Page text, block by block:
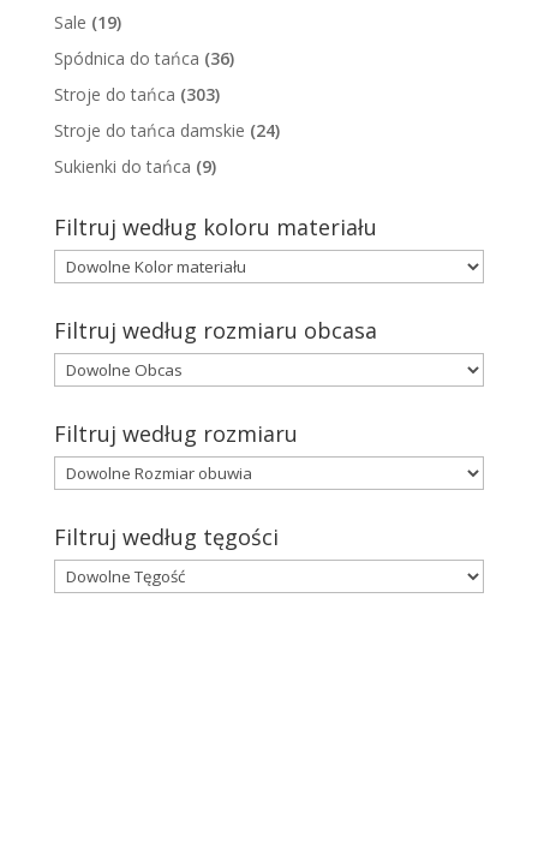
Sale (19)
Spódnica do tańca (36)
Stroje do tańca (303)
Stroje do tańca damskie (24)
Sukienki do tańca (9)
Filtruj według koloru materiału
Filtruj według rozmiaru obcasa
Filtruj według rozmiaru
Filtruj według tęgości